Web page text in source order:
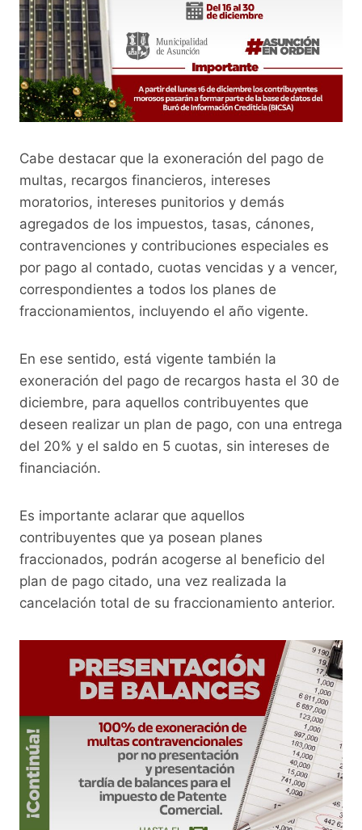
Cabe destacar que la exoneración del pago de
multas, recargos financieros, intereses
moratorios, intereses punitorios y demás
agregados de los impuestos, tasas, cánones,
contravenciones y contribuciones especiales es
por pago al contado, cuotas vencidas y a vencer,
correspondientes a todos los planes de
fraccionamientos, incluyendo el año vigente.
En ese sentido, está vigente también la
exoneración del pago de recargos hasta el 30 de
diciembre, para aquellos contribuyentes que
deseen realizar un plan de pago, con una entrega
del 20% y el saldo en 5 cuotas, sin intereses de
financiación.
Es importante aclarar que aquellos
contribuyentes que ya posean planes
fraccionados, podrán acogerse al beneficio del
plan de pago citado, una vez realizada la
cancelación total de su fraccionamiento anterior.